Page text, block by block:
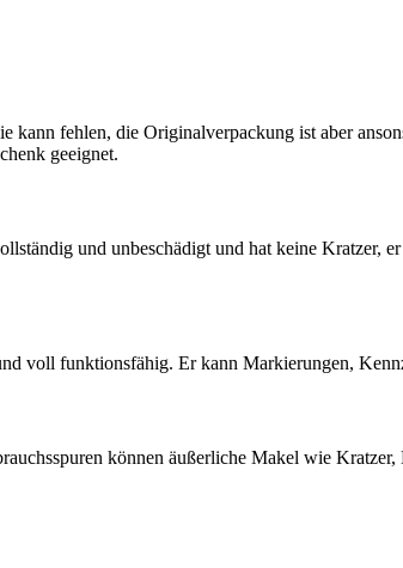
fehlen, die Originalverpackung ist aber
geeignet.
und unbeschädigt und hat keine Kratzer,
voll funktionsfähig. Er kann Markierungen,
können äußerliche Makel wie